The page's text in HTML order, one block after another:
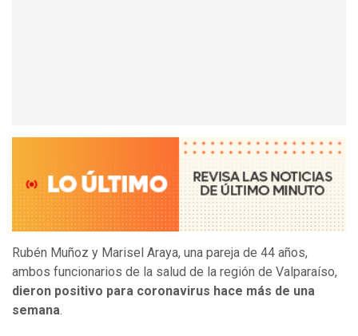
Rubén Muñoz y Marisel Araya, una pareja de 44 años,
ambos funcionarios de la salud de la región de Valparaíso,
dieron positivo para coronavirus hace más de una
semana.